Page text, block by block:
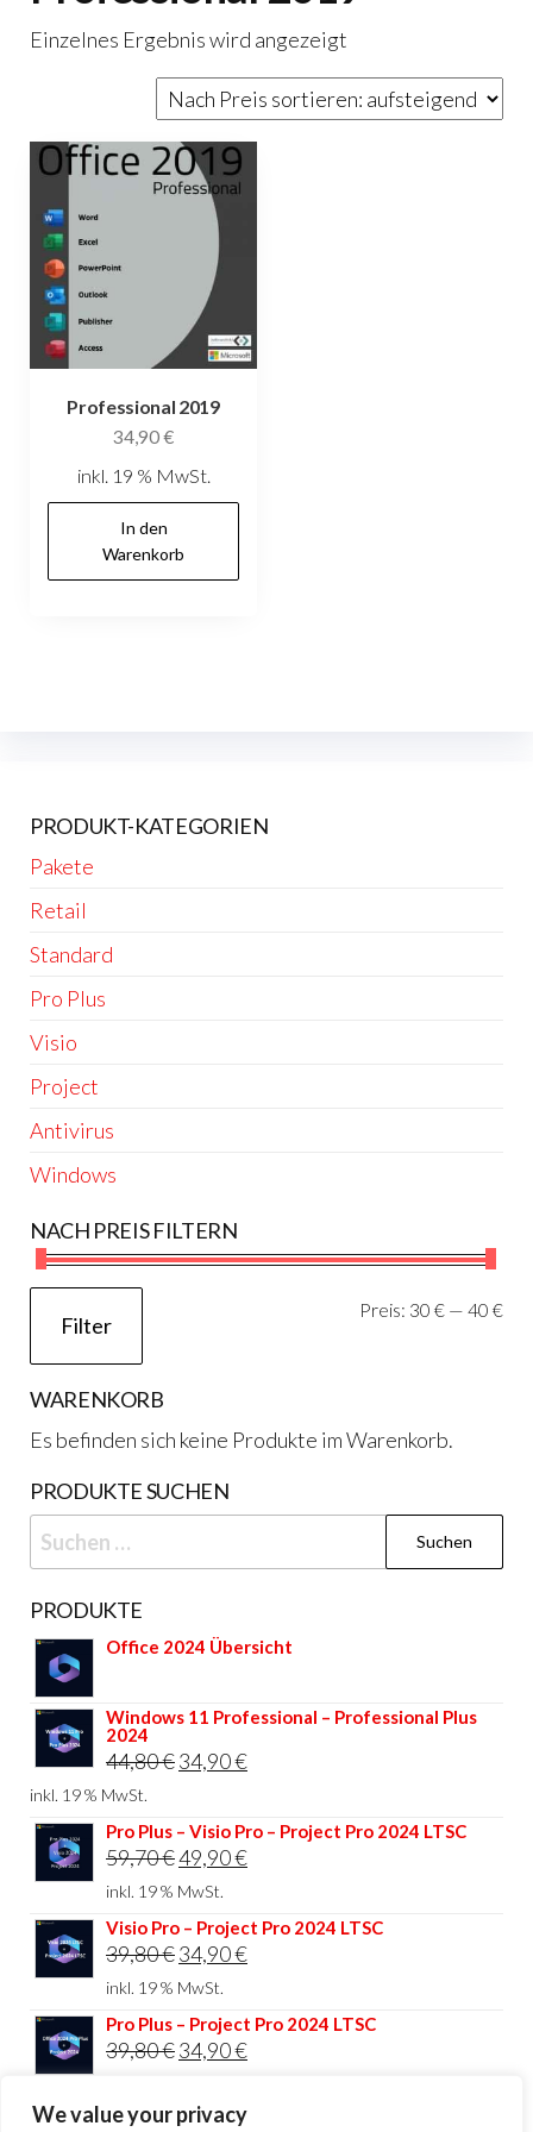
We value your privacy
Einzelnes Ergebnis wird angezeigt
Professional 2019
34,90€
inkl. 19 % MwSt.
In den
Warenkorb
PRODUKT-KATEGORIEN
Pakete
Retail
Standard
Pro Plus
Visio
Project
Antivirus
Windows
NACH PREIS FILTERN
Filter
Preis: 30 € — 40 €
WARENKORB
Es befinden sich keine Produkte im Warenkorb.
PRODUKTE SUCHEN
Suchen
nach:
PRODUKTE
Office 2024 Übersicht
Windows 11 Professional – Professional Plus
2024
44,80€Ursprünglicher
war:
44,80 €
34,90€Aktueller
ist:
34,90 €.
inkl. 19 % MwSt.
Pro Plus – Visio Pro – Project Pro 2024 LTSC
59,70€Ursprünglicher
Preis
war:
59,70 €
49,90€Aktueller
ist:
49,90 €.
inkl. 19 % MwSt.
Visio Pro – Project Pro 2024 LTSC
39,80€Ursprünglicher
Preis
war:
39,80 €
34,90€Aktueller
ist:
34,90 €.
inkl. 19 % MwSt.
Pro Plus – Project Pro 2024 LTSC
39,80€Ursprünglicher
war:
34,90€Aktueller
ist: